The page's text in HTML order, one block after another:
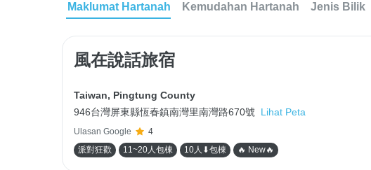
Maklumat Hartanah Kemudahan Hartanah Jenis Bilik
風在說話旅宿
Taiwan, Pingtung County
946台灣屏東縣恆春鎮南灣里南灣路670號
Lihat Peta
Ulasan Google
4
派對狂歡
11~20人包棟 10人⬇包棟 🔥 New🔥